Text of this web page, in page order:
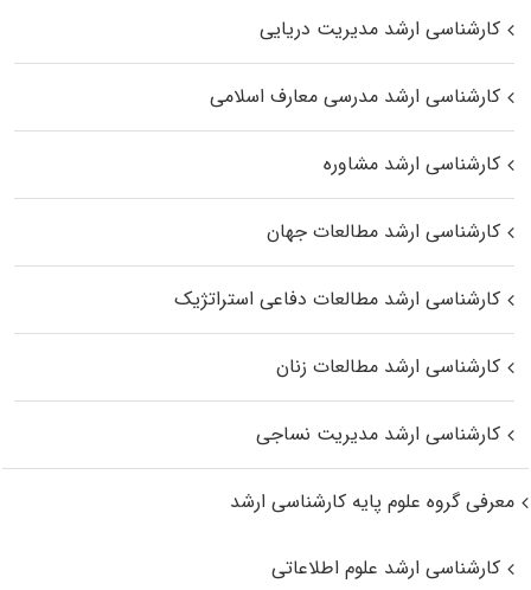
کارشناسی ارشد مدیریت دریایی
کارشناسی ارشد مدرسی معارف اسلامی
کارشناسی ارشد مشاوره
کارشناسی ارشد مطالعات جهان
کارشناسی ارشد مطالعات دفاعی استراتژیک
کارشناسی ارشد مطالعات زنان
کارشناسی ارشد مدیریت نساجی
معرفی گروه علوم پایه کارشناسی ارشد
کارشناسی ارشد علوم اطلاعاتی